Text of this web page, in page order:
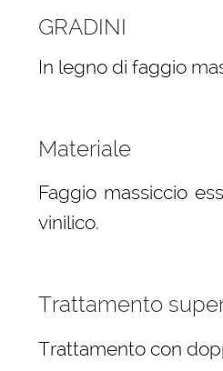
GRADINI
In legno di faggio
Materiale
Faggio massiccio
vinilico.
Trattamento
Trattamento con